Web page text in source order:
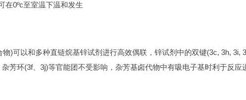
在0ºc至室温下温和发生
)可以和多种直链烷基锌试剂进行高效偶联，锌试剂中的双键(3c, 3h, 3i,
芳环(3f、3j)等官能团不受影响，杂芳基卤代物中有吸电子基时利于反应